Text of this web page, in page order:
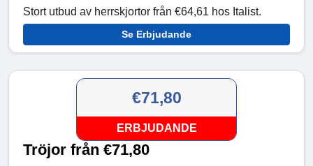
Stort utbud av herrskjortor från €64,61 hos Italist.
Se Erbjudande
€71,80
ERBJUDANDE
Tröjor från €71,80